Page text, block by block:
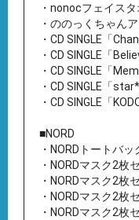
・nonocフェイス
・ののっくちゃん
・CD SINGLE「
・CD SINGLE「
・CD SINGLE「
・CD SINGLE「
・CD SINGLE「
■NORD
・NORDトートバ
・NORDマスク2
・NORDマスク2
・NORDマスク2
・NORDマスク2